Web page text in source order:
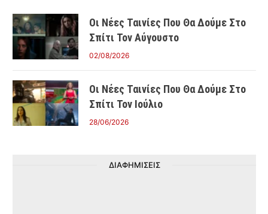
Οι Νέες Ταινίες Που Θα Δούμε Στο
Σπίτι Τον Αύγουστο
02/08/2026
Οι Νέες Ταινίες Που Θα Δούμε Στο
Σπίτι Τον Ιούλιο
28/06/2026
ΔΙΑΦΗΜΙΣΕΙΣ